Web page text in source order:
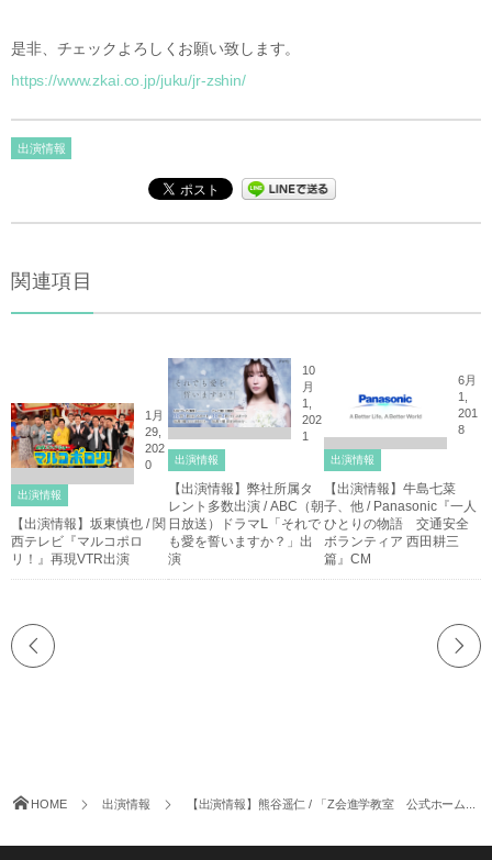
是非、チェックよろしくお願い致します。
https://www.zkai.co.jp/juku/jr-zshin/
出演情報
関連項目
1月
29,
202
0
出演情報
【出演情報】坂東慎也 / 関
西テレビ『マルコポロ
リ！』再現VTR出演
10
月
1,
202
1
出演情報
【出演情報】弊社所属タ
レント多数出演 / ABC（朝
日放送）ドラマⅬ「それで
も愛を誓いますか？」出
演
6月
1,
201
8
出演情報
【出演情報】牛島七菜
子、他 / Panasonic『一人
ひとりの物語 交通安全
ボランティア 西田耕三
篇』CM
HOME 出演情報 【出演情報】熊谷遥仁 / 「Z会進学教室 公式ホーム...